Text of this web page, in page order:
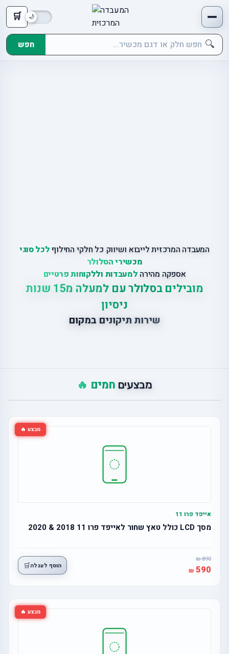
🛒
🔍 חפש
המעבדה המרכזית לייבוא ושיווק כל חלקי החילוףלכל סוגי
מכשירי הסלולר
אספקה מהירה למעבדות וללקוחות פרטיים
מובילים בסלולר עם למעלה מ15 שנות
ניסיון
שירות תיקונים במקום
מבצעים חמים 🔥
מבצע 🔥
אייפד פרו 11
מסך LCD כולל טאץ שחור לאייפד פרו 11 2018 & 2020
890
590 הוסף לעגלה🛒
מבצע 🔥